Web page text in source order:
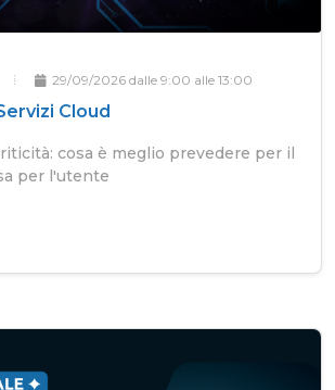
29/09/2026 dalle 9:00 alle 13:00
Cloud
cosa è meglio prevedere per il
per l'utente